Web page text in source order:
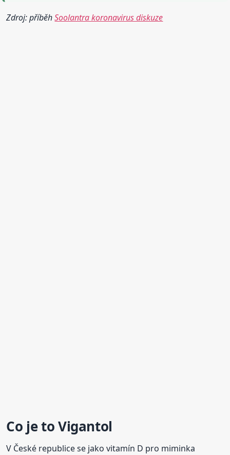
Zdroj: příběhSoolantra koronavirus diskuze
Co je toVigantol
V České republice se jako vitamín D pro miminka